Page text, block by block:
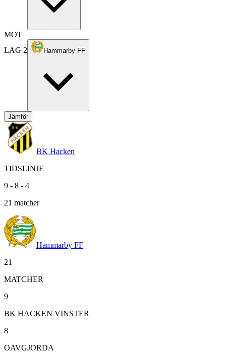
MOT
LAG 2
Hammarby FF
Jämför
BK Hacken
TIDSLINJE
9 - 8 - 4
21 matcher
Hammarby FF
21
MATCHER
9
BK HACKEN VINSTER
8
OAVGJORDA